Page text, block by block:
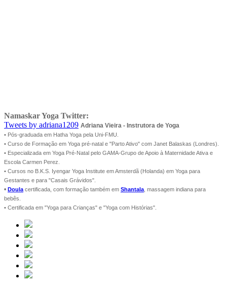
Namaskar Yoga Twitter:
Tweets by adriana1209 Adriana Vieira - Instrutora de Yoga
• Pós-graduada em Hatha Yoga pela Uni-FMU.
• Curso de Formação em Yoga pré-natal e "Parto Ativo" com Janet Balaskas (Londres).
• Especializada em Yoga Pré-Natal pelo GAMA-Grupo de Apoio à Maternidade Ativa e
Escola Carmen Perez.
• Cursos no B.K.S. Iyengar Yoga Institute em Amsterdã (Holanda) em Yoga para
Gestantes e para "Casais Grávidos".
• Doula certificada, com formação também em Shantala , massagem indiana para
bebês.
• Certificada em "Yoga para Crianças" e "Yoga com Histórias".